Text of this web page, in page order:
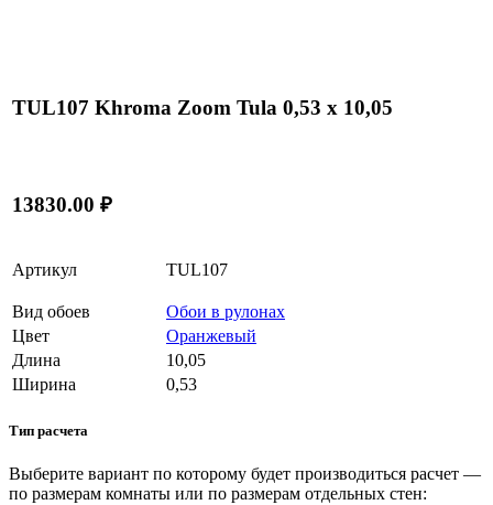
TUL107 Khroma Zoom Tula 0,53 x 10,05
13830.00 ₽
Артикул TUL107
Вид обоев
Обои в рулонах
Цвет
Оранжевый
Длина
10,05
Ширина
0,53
Тип расчета
Выберите вариант по которому будет производиться расчет —
по размерам комнаты или по размерам отдельных стен: